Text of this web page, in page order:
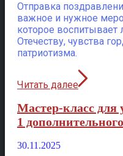
Отправка
важное и нужное
которое
Отечеству, чувства
патриотизма.
Читать далее
Мастер-класс для
1
30.11.2025